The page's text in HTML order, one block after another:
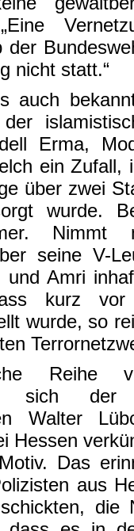
der
nicht statt.“
auch
Erma,
ein Zufall,
über zwei
wurde.
seine V-
und Amri
kurz
wurde, so
Reihe
sich
Walter
Hessen
Das
aus
die